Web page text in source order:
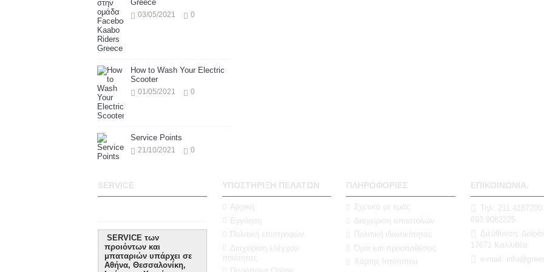
Greece
03/05/2021 0
How to Wash Your Electric
Scooter
01/05/2021 0
Service Points
21/10/2021 0
SERVICE
SERVICE των
προιόντων και
μπαταριών υπάρχει σε
Αθήνα, Θεσσαλονίκη,
ΥΠΟΣΤΉΡΙΞΗ ΠΕΛΑΤΏΝ
Αρχική
Εγγύηση
Πολιτική επιστροφών
Διαχείριση ελέγχου
ποιότητας.
ΠΛΗΡΟΦΟΡΊΕΣ
Σχετικά με εμάς
Διαχείριση αποστολών
Πολιτική ιδιωτικότητας
Όροι και προυποθέσεις
Χάρτης Ιστότοπου
ΕΠΙΚΟΙΝΩΝΊΑ.
Τηλ: 211.4187200
693.9082225
Διεύθυνση:
17671 Καλλιθέα
e-mail: